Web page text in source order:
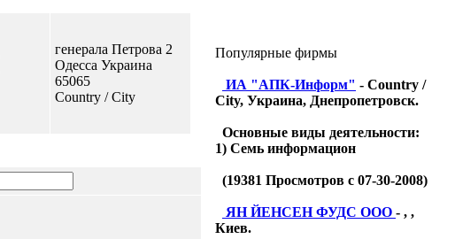
генерала Петрова 2
Одесса Украина
65065
Country / City
Популярные фирмы
ИА "АПК-Информ" - Country /
City, Украина, Днепропетровск.
Основные виды деятельности:
1) Семь информацион
(19381 Просмотров с 07-30-2008)
ЯН ЙЕНСЕН ФУДС ООО - , ,
Киев.